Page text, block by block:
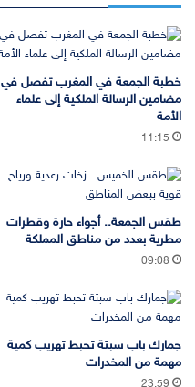
خطبة الجمعة في المغرب تفصل في
مضامين الرسالة الملكية إلى علماء
الأمة
11:15
طقس الجمعة.. أجواء حارة وقطرات
مطرية بعدد من مناطق المملكة
09:08
جمارك باب سبتة تحبط تهريب كمية
مهمة من المخدرات
23:59